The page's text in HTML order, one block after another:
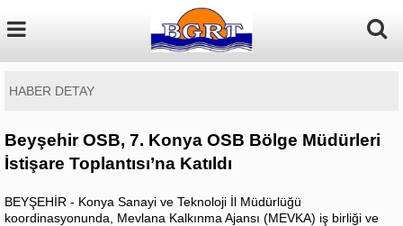
HABER DETAY
Beyşehir OSB, 7. Konya OSB Bölge Müdürleri
İstişare Toplantısı’na Katıldı
BEYŞEHİR - Konya Sanayi ve Teknoloji İl Müdürlüğü
koordinasyonunda, Mevlana Kalkınma Ajansı (MEVKA) iş birliği ve